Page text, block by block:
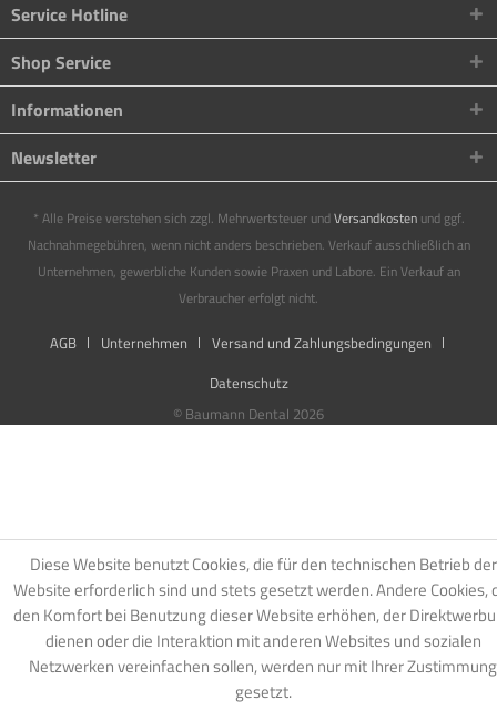
Service Hotline
Shop Service
Informationen
Newsletter
* Alle Preise verstehen sich zzgl. Mehrwertsteuer undVersandkostenund ggf.
Nachnahmegebühren, wenn nicht anders beschrieben. Verkauf ausschließlich an
Unternehmen, gewerbliche Kunden sowie Praxen und Labore. Ein Verkauf an
Verbraucher erfolgt nicht.
AGB Unternehmen
Versand und Zahlungsbedingungen
Datenschutz
© Baumann Dental 2026
Diese Website benutzt Cookies, die für den technischen Betrieb der
Website erforderlich sind und stets gesetzt werden. Andere Cookies,
den Komfort bei Benutzung dieser Website erhöhen, der
dienen oder die Interaktion mit anderen Websites und sozialen
Netzwerken vereinfachen sollen, werden nur mit Ihrer Zustimmung
gesetzt.